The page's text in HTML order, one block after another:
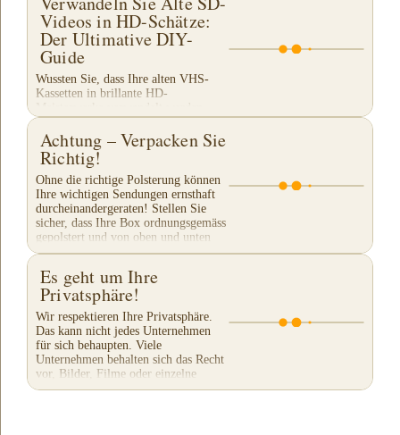
Videos in HD-Schätze:
Der Ultimative DIY-
Guide
Wussten Sie, dass Ihre alten VHS-
Kassetten in brillante HD-
Meisterwerke verwandelt werden
können? Der Weg dorthin ist jetzt mit
einem geheimen Schatz, den ich
entdeckt habe, einfacher als...
Achtung – Verpacken Sie
Richtig!
Ohne die richtige Polsterung können
Ihre wichtigen Sendungen ernsthaft
durcheinandergeraten! Stellen Sie
sicher, dass Ihre Box ordnungsgemäss
gepolstert und von oben und unten
mit Klebeband...
Es geht um Ihre
Privatsphäre!
Wir respektieren Ihre Privatsphäre.
Das kann nicht jedes Unternehmen
für sich behaupten. Viele
Unternehmen behalten sich das Recht
vor, Bilder, Filme oder einzelne
Ausschnitte Ihres...